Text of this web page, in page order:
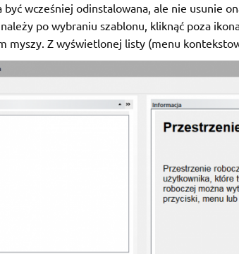
wcześniej odinstalowana, ale nie usunie
po wybraniu szablonu, kliknąć poza
myszy. Z wyświetlonej listy (menu